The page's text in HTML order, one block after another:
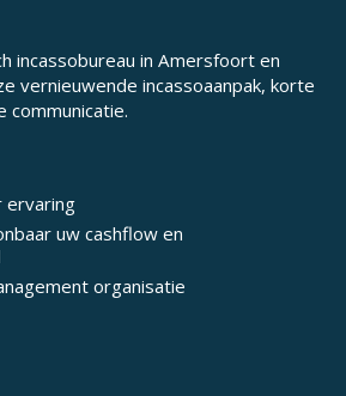
incassobureau in Amersfoort en
vernieuwende incassoaanpak, korte
communicatie.
ervaring
uw cashflow en
organisatie